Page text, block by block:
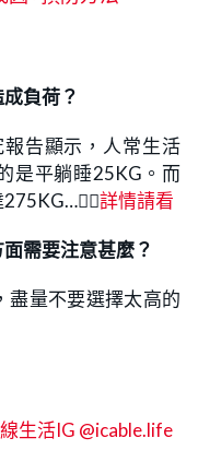
負荷？
告顯示，人常生活
是平躺睡25KG。而
詳情請看
需要注意甚麼？
盡量不要選擇太高的
生活IG @icable.life